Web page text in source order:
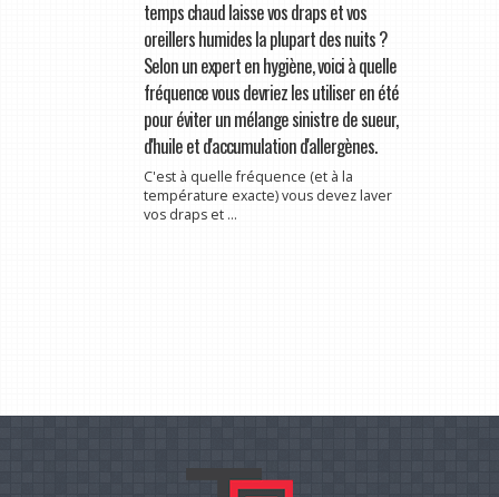
temps chaud laisse vos draps et vos
oreillers humides la plupart des nuits ?
Selon un expert en hygiène, voici à quelle
fréquence vous devriez les utiliser en été
pour éviter un mélange sinistre de sueur,
d'huile et d'accumulation d'allergènes.
C'est à quelle fréquence (et à la
température exacte) vous devez laver
vos draps et ...